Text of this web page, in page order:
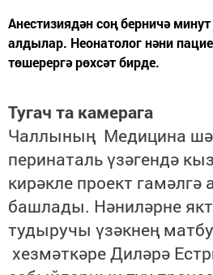
Анестизиядән соң берничә
алдылар. Неонатолог нәни
төшерергә рөхсәт бирде.
Тугач та камерага
Чаллының Медицина
перинаталь үзәгендә
кирәкле проект
башлады. Нәниләрне
тудыручы үзәкнең
хезмәткәре Диләрә